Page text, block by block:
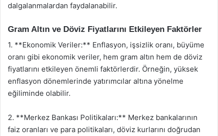
dalgalanmalardan faydalanabilir.
Gram Altın ve Döviz Fiyatlarını Etkileyen Faktörler
1. **Ekonomik Veriler:** Enflasyon, işsizlik oranı, büyüme
oranı gibi ekonomik veriler, hem gram altın hem de döviz
fiyatlarını etkileyen önemli faktörlerdir. Örneğin, yüksek
enflasyon dönemlerinde yatırımcılar altına yönelme
eğiliminde olabilir.
2. **Merkez Bankası Politikaları:** Merkez bankalarının
faiz oranları ve para politikaları, döviz kurlarını doğrudan